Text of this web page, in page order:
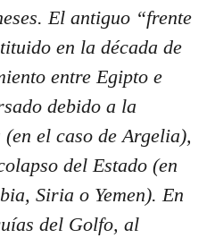
El antiguo “frente
en la década de
entre Egipto e
debido a la
el caso de Argelia),
del Estado (en
Siria o Yemen). En
del Golfo, al